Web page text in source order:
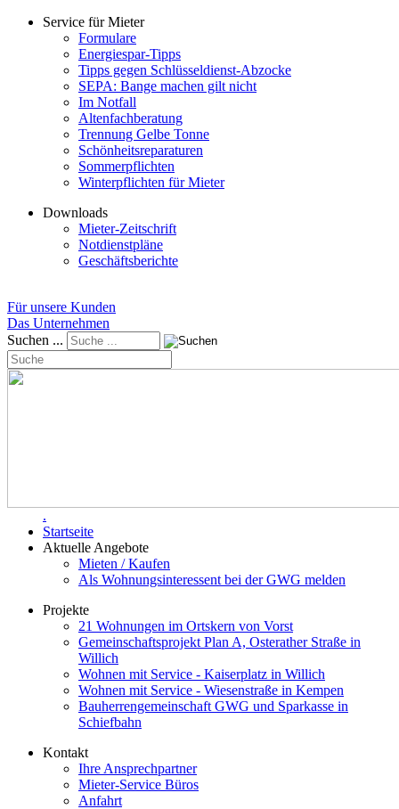
Service für Mieter
Formulare
Energiespar-Tipps
Tipps gegen Schlüsseldienst-Abzocke
SEPA: Bange machen gilt nicht
Im Notfall
Altenfachberatung
Trennung Gelbe Tonne
Schönheitsreparaturen
Sommerpflichten
Winterpflichten für Mieter
Downloads
Mieter-Zeitschrift
Notdienstpläne
Geschäftsberichte
Für unsere Kunden
Das Unternehmen
Suchen ...
.
Startseite
Aktuelle Angebote
Mieten / Kaufen
Als Wohnungsinteressent bei der GWG melden
Projekte
21 Wohnungen im Ortskern von Vorst
Gemeinschaftsprojekt Plan A, Osterather Straße in
Willich
Wohnen mit Service - Kaiserplatz in Willich
Wohnen mit Service - Wiesenstraße in Kempen
Bauherrengemeinschaft GWG und Sparkasse in
Schiefbahn
Kontakt
Ihre Ansprechpartner
Mieter-Service Büros
Anfahrt